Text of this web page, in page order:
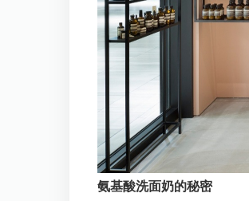
氨基酸洗面奶的秘密